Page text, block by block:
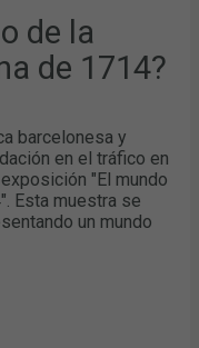
de la
de 1714?
barcelonesa y
en el tráfico en
"El mundo
Esta muestra se
un mundo